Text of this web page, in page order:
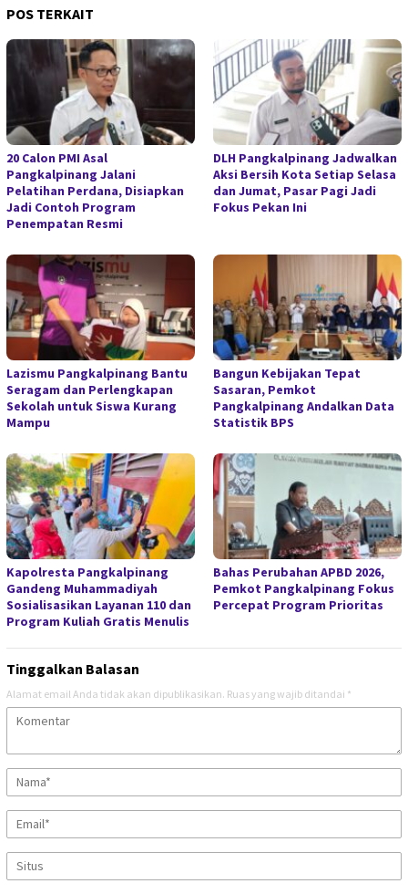
POS TERKAIT
20 Calon PMI Asal
Pangkalpinang Jalani
Pelatihan Perdana, Disiapkan
Jadi Contoh Program
Penempatan Resmi
DLH Pangkalpinang Jadwalkan
Aksi Bersih Kota Setiap Selasa
dan Jumat, Pasar Pagi Jadi
Fokus Pekan Ini
Lazismu Pangkalpinang Bantu
Seragam dan Perlengkapan
Sekolah untuk Siswa Kurang
Mampu
Bangun Kebijakan Tepat
Sasaran, Pemkot
Pangkalpinang Andalkan Data
Statistik BPS
Kapolresta Pangkalpinang
Gandeng Muhammadiyah
Sosialisasikan Layanan 110 dan
Program Kuliah Gratis Menulis
Bahas Perubahan APBD 2026,
Pemkot Pangkalpinang Fokus
Percepat Program Prioritas
Tinggalkan Balasan
Alamat email Anda tidak akan dipublikasikan. Ruas yang wajib ditandai *